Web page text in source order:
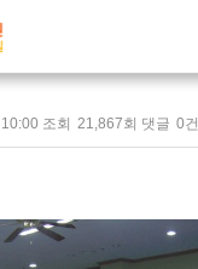
조회 21,867회 댓글 0건